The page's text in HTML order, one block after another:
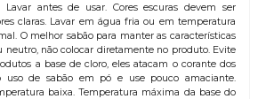
antes de usar. Cores escuras devem ser
claras. Lavar em água fria ou em temperatura
O melhor sabão para manter as características
neutro, não colocar diretamente no produto. Evite
a base de cloro, eles atacam o corante dos
uso de sabão em pó e use pouco amaciante.
baixa. Temperatura máxima da base do